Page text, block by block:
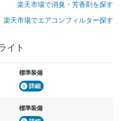
楽天市場で消臭・芳香剤を探す
楽天市場でエアコンフィルター探す
イト
標準装備
詳細
標準装備